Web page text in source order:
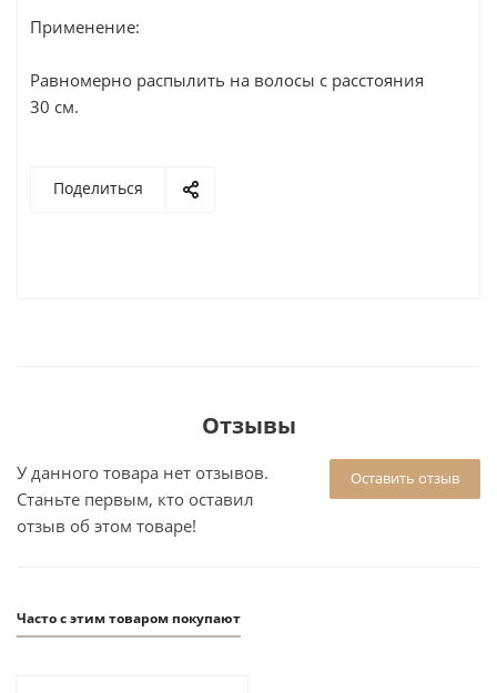
Применение:
Равномерно распылить на волосы с расстояния
30 см.
Поделиться
Отзывы
Оставить отзыв
У данного товара нет отзывов.
Станьте первым, кто оставил
отзыв об этом товаре!
Часто с этим товаром покупают